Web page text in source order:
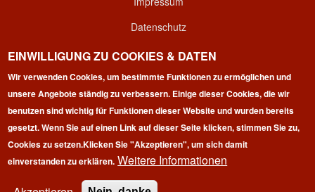
Datenschutz
Kontakt
Login
Copyright © 2026 | 100 Marathon Club Deutschland e.V. | All
rights reserved.
EINWILLIGUNG ZU COOKIES & DATEN
Wir verwenden Cookies, um bestimmte Funktionen zu ermöglichen und
unsere Angebote ständig zu verbessern. Einige dieser Cookies, die wir
benutzen sind wichtig für Funktionen dieser Website und wurden bereits
gesetzt. Wenn Sie auf einen Link auf dieser Seite klicken, stimmen Sie zu,
Cookies zu setzen.Klicken Sie "Akzeptieren", um sich damit
einverstanden zu erklären. Weitere Informationen